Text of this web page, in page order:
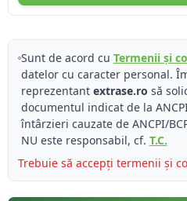
Sunt de acord cu Termenii și
datelor cu caracter personal.
reprezentant extrase.ro să
documentul indicat de la
întârzieri cauzate de ANCPI/
NU este responsabil, cf. T.C.
Trebuie să accepți termenii și